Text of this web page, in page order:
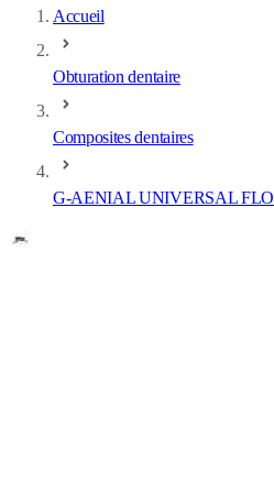
Accueil
Obturation dentaire
Composites dentaires
G-AENIAL UNIVERSAL FLO